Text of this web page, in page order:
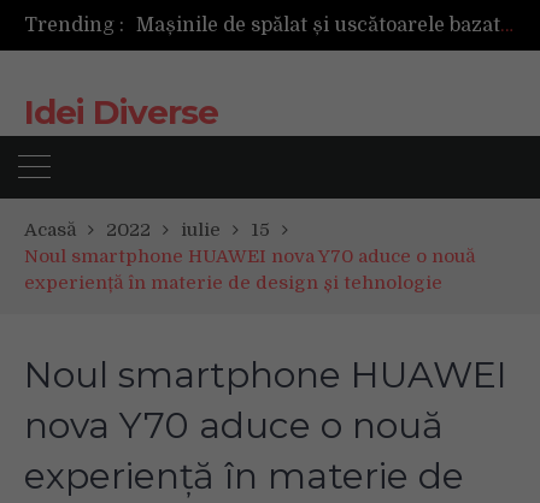
Trending :
Mașinile de spălat și uscătoarele bazate pe inteligență artificială îți cunosc hainele mai bine decât tine
De ce reapar mirosurile din canapea după curățare? Ce se întâmplă, de fapt, în tapițerie
Idei Diverse
Acasă 2022 iulie
15
Noul smartphone HUAWEI nova Y70 aduce o nouă
experiență în materie de design și tehnologie
Noul smartphone HUAWEI
nova Y70 aduce o nouă
experiență în materie de